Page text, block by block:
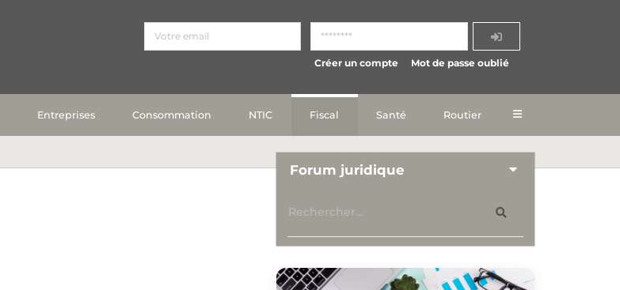
Créer un compte Mot de passe oublié
Entreprises Consommation NTIC Fiscal Santé Routier
Forum juridique